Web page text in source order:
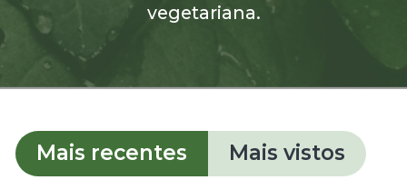
vegetariana.
Mais recentes Mais vistos